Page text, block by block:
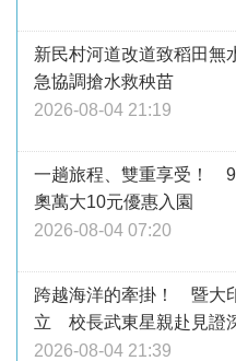
新民村河道改道致稻田
急協調搶水救秧苗
2026-08-04 21:19
一趟旅程、雙重享受！
奧萬大10元優惠入園
2026-08-04 07:20
跨越海洋的牽掛！ 暨大
立 校長武東星親赴見證
2026-08-04 21:39